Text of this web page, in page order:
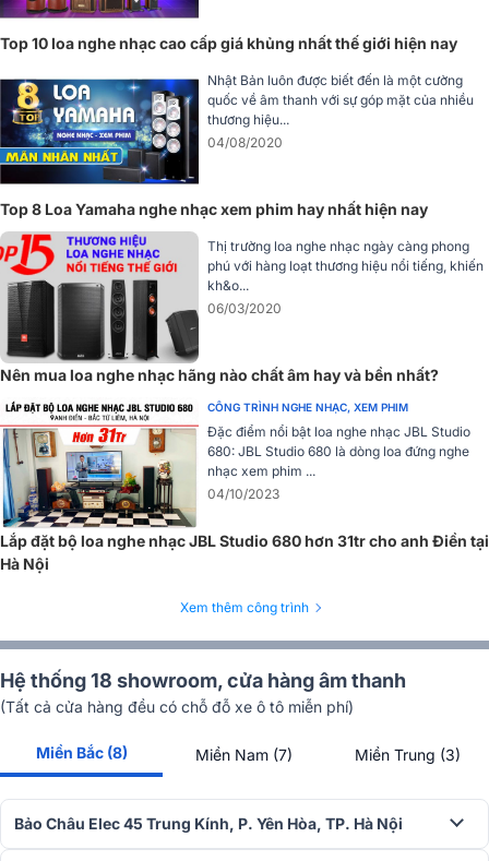
3. Công nghệ còi dẫn sóng độc đáo
Một trong những công nghệ quan trọng giúp Yamaha NS-B330
khẳng định sự khác biệt chính làcòi dẫn sóng (waveguide horn)
tích hợp trong loa tweeter. Đây là công nghệ vốn được ứng dụng
trong các dòng loa kiểm âm phòng thu chuyên nghiệp của Yamaha,
kiểm soát định hướng âm thanh
của môi trường phòng nghe.
Cụ thể, nhờ ống dẫn sóng, âm thanh phát ra được kiểm soát cả ở
chiều ngang và chiều dọc, tránh hiện tượng tán âm quá rộng khiến
người nghe bị “mất chi tiết” khi không ngồi đúng vị trí. Đồng thời,
thiết kế này hạn chế sự phản xạ âm thanh từ tường và các bề mặt
trong phòng, giúp giữ được sự cân bằng năng lượng giữa âm thanh
trực tiếp và âm thanh gián tiếp. Nhờ vậy, chất lượng âm thanh mà
người nghe cảm nhận được luôn chính xác, rõ ràng và ổn định dù
ngồi chính diện hay lệch góc.
Điểm cộng của công nghệ còi dẫn sóng trên Yamaha NS-B330 là
giúp tạo ra mộttrường âm thanh đồng đều, phù hợp cho cả những
căn phòng có diện tích vừa và nhỏ. Người nghe sẽ không cần phải
bố trí loa hay chỗ ngồi quá cầu kỳ mà vẫn có thể tận hưởng âm
nhạc với chất lượng như nhau ở nhiều vị trí khác nhau trong phòng.
Top 10 loa nghe nhạc cao cấp giá khủng nhất thế giới hiện nay
Nhật Bản luôn được biết đến là một cường
quốc về âm thanh với sự góp mặt của nhiều
thương hiệu...
04/08/2020
Top 8 Loa Yamaha nghe nhạc xem phim hay nhất hiện nay
Thị trường loa nghe nhạc ngày càng phong
phú với hàng loạt thương hiệu nổi tiếng, khiến
kh&o...
06/03/2020
Nên mua loa nghe nhạc hãng nào chất âm hay và bền nhất?
CÔNG TRÌNH NGHE NHẠC, XEM PHIM
Đặc điểm nổi bật loa nghe nhạc JBL Studio
680: JBL Studio 680 là dòng loa đứng nghe
nhạc xem phim ...
04/10/2023
Lắp đặt bộ loa nghe nhạc JBL Studio 680 hơn 31tr cho anh Điền tại
Hà Nội
Xem thêm công trình
Hệ thống 18 showroom, cửa hàng âm thanh
(Tất cả cửa hàng đều có chỗ đỗ xe ô tô miễn phí)
Miền Bắc (8) Miền Nam (7) Miền Trung (3)
Bảo Châu Elec 45 Trung Kính, P. Yên Hòa, TP. Hà Nội